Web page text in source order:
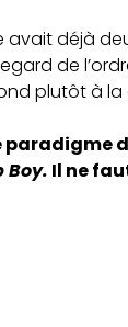
avait déjà
de
plutôt à
Boy. Il ne